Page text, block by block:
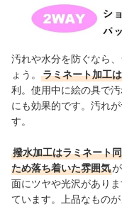
汚れや水分を防ぐなら
ょう。
ラミネート加工
利。使用中に絵の具で
にも効果的です。汚れ
す。
撥水加工はラミネート
ため落ち着いた雰囲気
面にツヤや光沢があり
ています。上品なもの